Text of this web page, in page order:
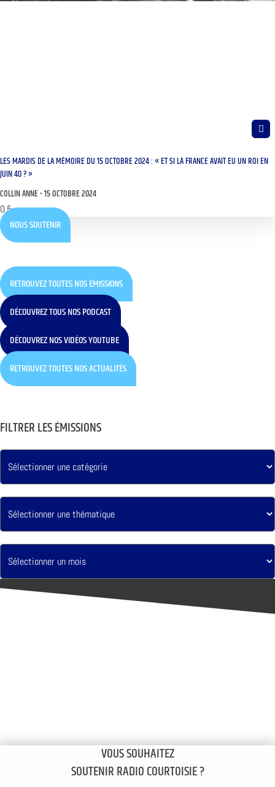
LES MARDIS DE LA MÉMOIRE DU 15 OCTOBRE 2024 : « ET SI LA FRANCE AVAIT EU UN ROI EN
JUIN 40 ? »
COLLIN ANNE 15 OCTOBRE 2024
NOUS SOUTENIR
RETROUVEZ TOUTES NOS ÉMISSIONS
DÉCOUVREZ TOUS NOS PODCAST
DÉCOUVREZ NOS VIDÉOS YOUTUBE
RETROUVEZ TOUTES NOS ACTUALITÉS
FILTRER LES ÉMISSIONS
VOUS SOUHAITEZ
SOUTENIR RADIO COURTOISIE ?